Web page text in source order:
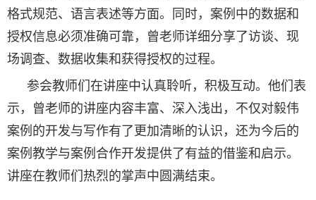
格式规范、语言表述等方面。同时，案例中的数据和
授权信息必须准确可靠，曾老师详细分享了访谈、现
场调查、数据收集和获得授权的过程。
参会教师们在讲座中认真聆听，积极互动。他们表
示，曾老师的讲座内容丰富、深入浅出，不仅对毅伟
案例的开发与写作有了更加清晰的认识，还为今后的
案例教学与案例合作开发提供了有益的借鉴和启示。
讲座在教师们热烈的掌声中圆满结束。